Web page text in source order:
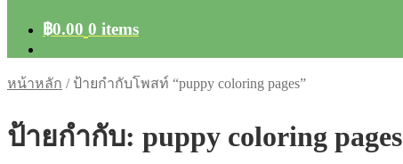
฿0.00 0 items
หน้าหลัก / ป้ายกำกับโพสท์ “puppy coloring pages”
ป้ายกำกับ: puppy coloring pages